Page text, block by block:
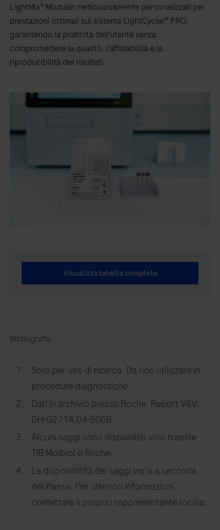
LightMix® Modular,meticolosamente personalizzati per
prestazioni ottimali sul sistema LightCycler® PRO,
garantendo la praticità dell’utente senza
compromettere la qualitò, l’affidabilità e la
riproducibilità dei risultati.
Visualizza tabella completa
Bibliografia
Solo per uso di ricerca. Da non utilizzare in
procedure diagnostiche.
Dati in archivio presso Roche. Report V&V:
DH-02714.04-500B.
Alcuni saggi sono disponibili solo tramite
TIB Molbiol o Roche.
La disponibilità dei saggi varia a seconda
del Paese. Per ulteriori informazioni
contattare il proprio rappresentante locale.